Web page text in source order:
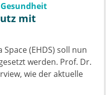
mit
(EHDS) soll nun
werden. Prof. Dr.
wie der aktuelle